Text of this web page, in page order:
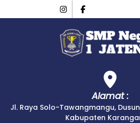
Alamat :
Jl. Raya Solo-Tawangmangu,
Kabupaten